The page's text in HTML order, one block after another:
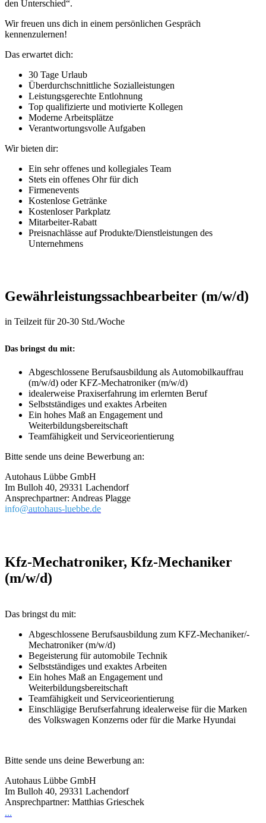
den Unterschied“.
Wir freuen uns dich in einem persönlichen Gespräch
kennenzulernen!
Das erwartet dich:
30 Tage Urlaub
Überdurchschnittliche Sozialleistungen
Leistungsgerechte Entlohnung
Top qualifizierte und motivierte Kollegen
Moderne Arbeitsplätze
Verantwortungsvolle Aufgaben
Wir bieten dir:
Ein sehr offenes und kollegiales Team
Stets ein offenes Ohr für dich
Firmenevents
Kostenlose Getränke
Kostenloser Parkplatz
Mitarbeiter-Rabatt
Preisnachlässe auf Produkte/Dienstleistungen des
Unternehmens
Gewährleistungssachbearbeiter (m/w/d)
in Teilzeit für 20-30 Std./Woche
Das bringst du mit:
Abgeschlossene Berufsausbildung als Automobilkauffrau
(m/w/d) oder KFZ-Mechatroniker (m/w/d)
idealerweise Praxiserfahrung im erlernten Beruf
Selbstständiges und exaktes Arbeiten
Ein hohes Maß an Engagement und
Weiterbildungsbereitschaft
Teamfähigkeit und Serviceorientierung
Bitte sende uns deine Bewerbung an:
Autohaus Lübbe GmbH
Im Bulloh 40, 29331 Lachendorf
Ansprechpartner: Andreas Plagge
info@autohaus-luebbe.de
Kfz-Mechatroniker, Kfz-Mechaniker
(m/w/d)
Das bringst du mit:
Abgeschlossene Berufsausbildung zum KFZ-Mechaniker/-
Mechatroniker (m/w/d)
Begeisterung für automobile Technik
Selbstständiges und exaktes Arbeiten
Ein hohes Maß an Engagement und
Weiterbildungsbereitschaft
Teamfähigkeit und Serviceorientierung
Einschlägige Berufserfahrung idealerweise für die Marken
des Volkswagen Konzerns oder für die Marke Hyundai
Bitte sende uns deine Bewerbung an:
Autohaus Lübbe GmbH
Im Bulloh 40, 29331 Lachendorf
Ansprechpartner: Matthias Grieschek
...